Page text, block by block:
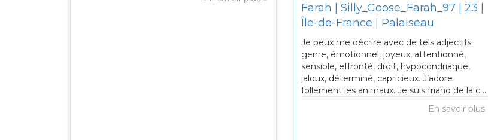
Farah | Silly_Goose_Farah_97 | 23 |
Île-de-France | Palaiseau
Je peux me décrire avec de tels adjectifs:
genre, émotionnel, joyeux, attentionné,
sensible, effronté, droit, hypocondriaque,
jaloux, déterminé, capricieux. J’adore
follement les animaux. Je suis friand de la c ...
En savoir plus